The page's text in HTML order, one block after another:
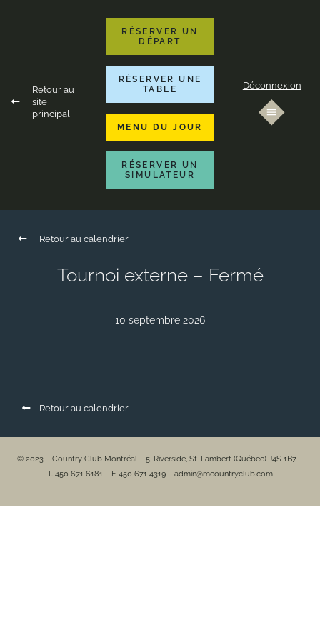
Retour au
site
principal
RÉSERVER UN
DÉPART
RÉSERVER UNE
TABLE
MENU DU JOUR
RÉSERVER UN
SIMULATEUR
Déconnexion
Retour au calendrier
Tournoi externe – Fermé
10 septembre 2026
Retour au calendrier
© 2023 – Country Club Montréal – 5, Riverside, St-Lambert (Québec) J4S 1B7 –
T. 450 671 6181 – F. 450 671 4319 – admin@mcountryclub.com